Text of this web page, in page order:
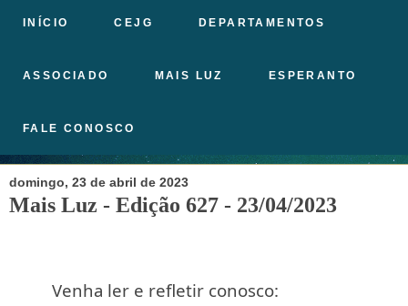
INÍCIO CEJG DEPARTAMENTOS
ASSOCIADO MAIS LUZ ESPERANTO
FALE CONOSCO
domingo, 23 de abril de 2023
Mais Luz - Edição 627 - 23/04/2023
Venha ler e refletir conosco: